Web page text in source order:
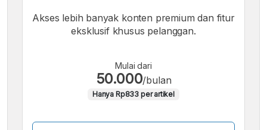
Akses lebih banyak konten premium dan fitur
eksklusif khusus pelanggan.
Mulai dari
50.000/bulan
Hanya Rp833 per artikel